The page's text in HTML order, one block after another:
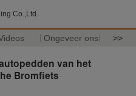
Co.,Ltd.
Ongeveer ons >>
van het
Bromfiets